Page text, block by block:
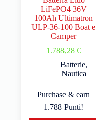
LiFePO4 36V
100Ah Ultimatron
ULP-36-100 Boat e
Camper
1.788,28€
Batterie,
Nautica
Purchase & earn
1.788 Punti!